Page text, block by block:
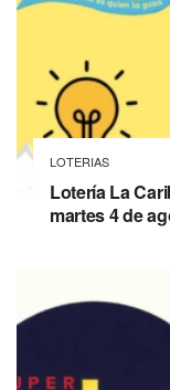
LOTERIAS
Lotería La
martes 4 de